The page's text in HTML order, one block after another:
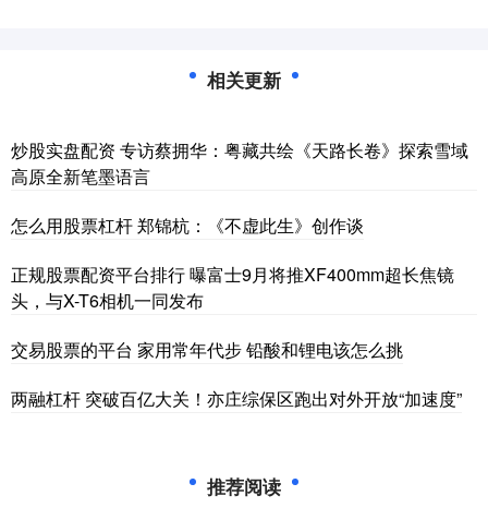
相关更新
炒股实盘配资 专访蔡拥华：粤藏共绘《天路长卷》探索雪域
高原全新笔墨语言
怎么用股票杠杆 郑锦杭：《不虚此生》创作谈
正规股票配资平台排行 曝富士9月将推XF400mm超长焦镜
头，与X-T6相机一同发布
交易股票的平台 家用常年代步 铅酸和锂电该怎么挑
两融杠杆 突破百亿大关！亦庄综保区跑出对外开放“加速度”
推荐阅读